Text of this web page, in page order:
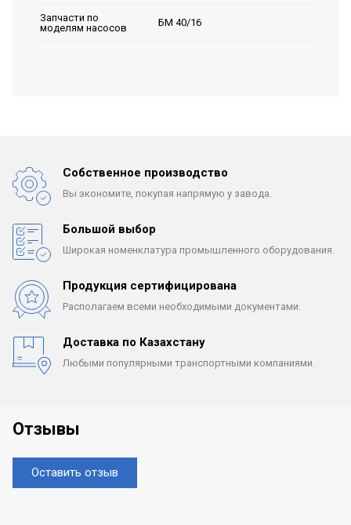
Запчасти по
моделям насосов
БМ 40/16
Собственное производство
Вы экономите, покупая напрямую у завода.
Большой выбор
Широкая номенклатура промышленного оборудования.
Продукция сертифицирована
Располагаем всеми необходимыми документами.
Доставка по Казахстану
Любыми популярными транспортными компаниями.
Отзывы
Оставить отзыв